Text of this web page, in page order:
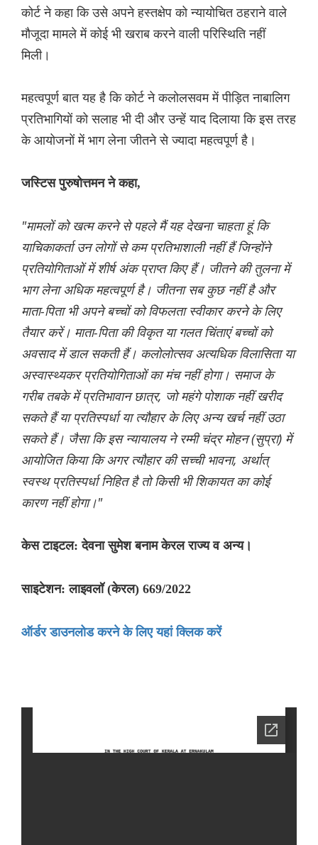
कोर्ट ने कहा कि उसे अपने हस्तक्षेप को न्यायोचित ठहराने वाले
मौजूदा मामले में कोई भी खराब करने वाली परिस्थिति नहीं
मिली।
महत्वपूर्ण बात यह है कि कोर्ट ने कलोलसवम में पीड़ित नाबालिग
प्रतिभागियों को सलाह भी दी और उन्हें याद दिलाया कि इस तरह
के आयोजनों में भाग लेना जीतने से ज्यादा महत्वपूर्ण है।
जस्टिस पुरुषोत्तमन ने कहा,
"मामलों को खत्म करने से पहले मैं यह देखना चाहता हूं कि
याचिकाकर्ता उन लोगों से कम प्रतिभाशाली नहीं हैं जिन्होंने
प्रतियोगिताओं में शीर्ष अंक प्राप्त किए हैं। जीतने की तुलना में
भाग लेना अधिक महत्वपूर्ण है। जीतना सब कुछ नहीं है और
माता-पिता भी अपने बच्चों को विफलता स्वीकार करने के लिए
तैयार करें। माता-पिता की विकृत या गलत चिंताएं बच्चों को
अवसाद में डाल सकती हैं। कलोलोत्सव अत्यधिक विलासिता या
अस्वास्थ्यकर प्रतियोगिताओं का मंच नहीं होगा। समाज के
गरीब तबके में प्रतिभावान छात्र, जो महंगे पोशाक नहीं खरीद
सकते हैं या प्रतिस्पर्धा या त्यौहार के लिए अन्य खर्च नहीं उठा
सकते हैं। जैसा कि इस न्यायालय ने रम्मी चंद्र मोहन (सुप्रा) में
आयोजित किया कि अगर त्यौहार की सच्ची भावना, अर्थात्
स्वस्थ प्रतिस्पर्धा निहित है तो किसी भी शिकायत का कोई
कारण नहीं होगा।"
केस टाइटल: देवना सुमेश बनाम केरल राज्य व अन्य।
साइटेशन: लाइवलॉ (केरल) 669/2022
ऑर्डर डाउनलोड करने के लिए यहां क्लिक करें